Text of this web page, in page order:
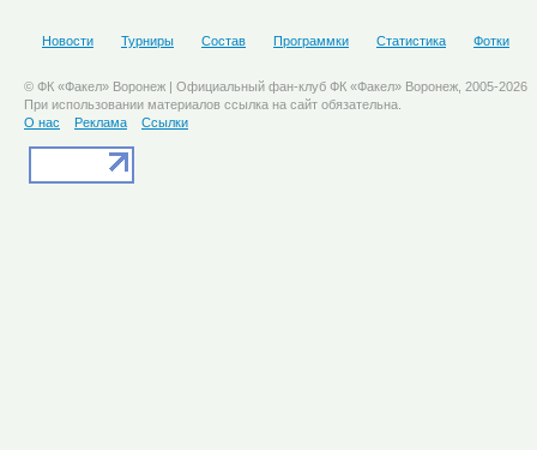
Новости Турниры Состав Программки Статистика Фотки
© ФК «Факел» Воронеж | Официальный фан-клуб ФК «Факел» Воронеж, 2005-2026
При использовании материалов ссылка на сайт обязательна.
О нас
Реклама Ссылки